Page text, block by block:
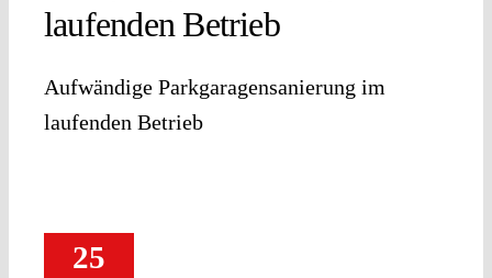
laufenden Betrieb
Aufwändige Parkgaragensanierung im
laufenden Betrieb
25